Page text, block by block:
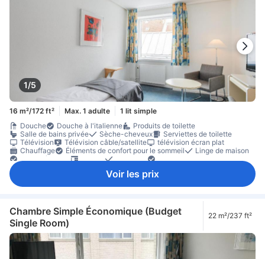
1/5
16 m²/172 ft² Max. 1 adulte
1 lit simple
Douche
Douche à l'italienne
Produits de toilette
Salle de bains privée
Sèche-cheveux
Serviettes de toilette
Télévision
Télévision câble/satellite
télévision écran plat
Chauffage
Éléments de confort pour le sommeil
Linge de maison
Prise près du lit
Bureau Moquette
Poubelles
Équipements de sécurité/sûretéVoir les prix
Chambre Simple Économique (Budget
Single Room)
22 m²/237 ft²